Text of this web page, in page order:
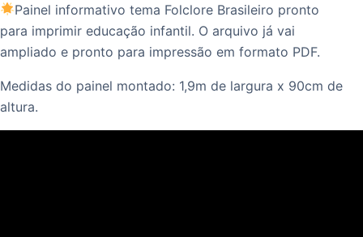
Painel informativo tema Folclore Brasileiro pronto
para imprimir educação infantil. O arquivo já vai
ampliado e pronto para impressão em formato PDF.
Medidas do painel montado: 1,9m de largura x 90cm de
altura.